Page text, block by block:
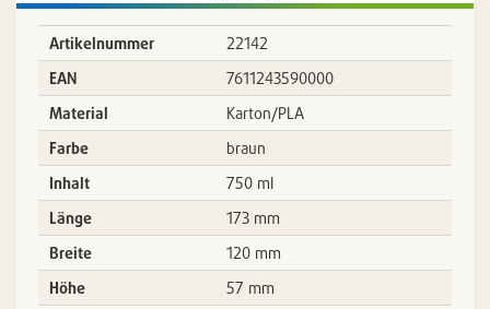
Artikelnummer
22142
EAN
7611243590000
Material
Karton/PLA
Farbe
braun
Inhalt
750 ml
Länge
173 mm
Breite
120 mm
Höhe
57 mm